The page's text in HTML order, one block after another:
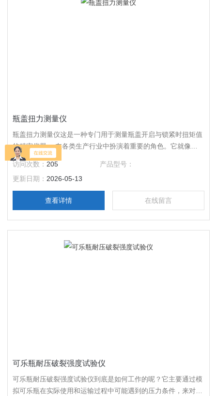
瓶盖扭力测量仪
瓶盖扭力测量仪这是一种专门用于测量瓶盖开启与锁紧时扭矩值
的精密仪器 ，在各类生产行业中扮演着重要的角色。它就像是
瓶盖的 “质量把关员”，通过精确测量，确保每个瓶盖的扭力都符
合标准。
访问次数： 205
产品型号：
更新日期： 2026-05-13
查看详情 在线留言
可乐瓶耐压破裂强度试验仪
可乐瓶耐压破裂强度试验仪到底是如何工作的呢？它主要通过模
拟可乐瓶在实际使用和运输过程中可能遇到的压力条件，来对瓶